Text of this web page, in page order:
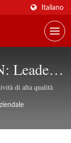
Italiano
Leader
Dei
di alta qualità